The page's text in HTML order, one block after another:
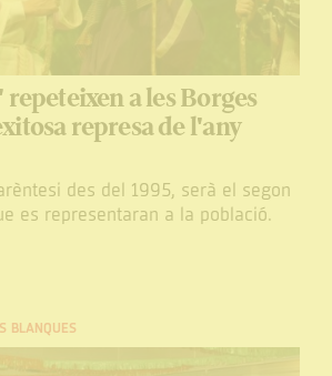
a les Borges
represa de l'any
des del 1995, serà el segon
es representaran a la població.
BLANQUES